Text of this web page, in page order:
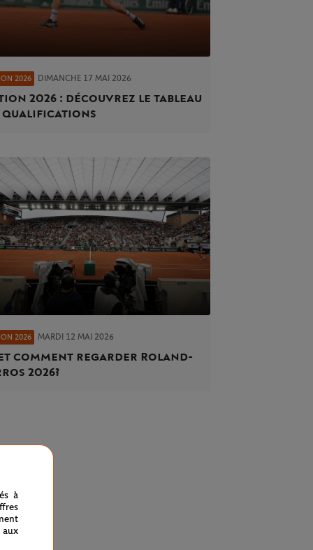
2026 DIMANCHE 17 MAI 2026
2026 : découvrez le tableau
qualifications
2026 MARDI 12 MAI 2026
comment regarder Roland-
2026 ?
à
aux